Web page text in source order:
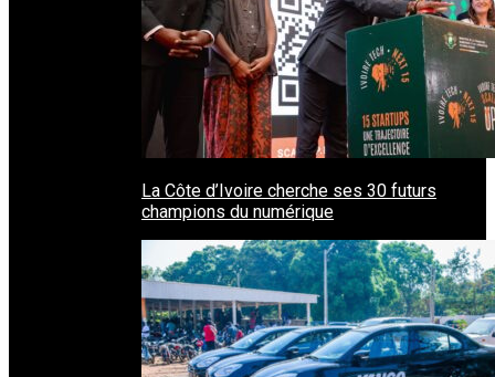
La Côte d’Ivoire cherche ses 30 futurs
champions du numérique